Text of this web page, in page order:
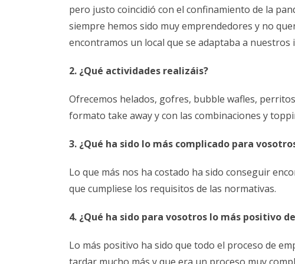
pero justo coincidió con el confinamiento de la
siempre hemos sido muy emprendedores y no
encontramos un local que se adaptaba a
2. ¿Qué actividades realizáis?
Ofrecemos helados, gofres, bubble wafles,
formato take away y con las combinaciones y
3. ¿Qué ha sido lo más complicado para
Lo que más nos ha costado ha sido conseguir
que cumpliese los requisitos de las normativas.
4. ¿Qué ha sido para vosotros lo más positivo
Lo más positivo ha sido que todo el proceso de